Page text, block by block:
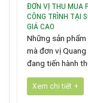
ĐƠN VỊ THU MUA
CÔNG TRÌNH TẠI
GIÁ CAO
Những sản phẩm
mà đơn vị Quang
đang tiến hành
Xem chi tiết +